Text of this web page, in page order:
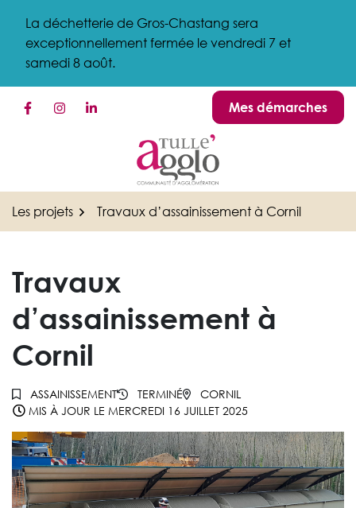
contenu
La déchetterie de Gros-Chastang sera
exceptionnellement fermée le vendredi 7 et
samedi 8 août.
Lien vers le compte Facebook
Lien vers le compte Instagram
Lien vers le compte LinkedinMes démarches
Les projets Travaux d’assainissement à Cornil
Travaux
d’assainissement à
Cornil
ASSAINISSEMENT TERMINÉ
CORNIL
MIS À JOUR LE MERCREDI 16 JUILLET 2025